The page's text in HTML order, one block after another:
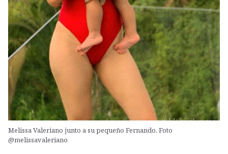
Melissa Valeriano junto a su pequeño Fernando. Foto
@melissavaleriano